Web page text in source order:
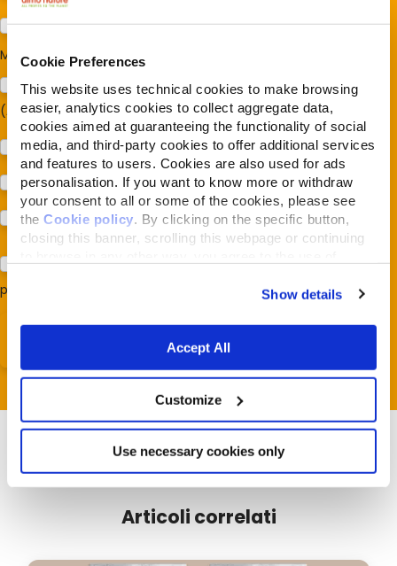
Cookie Preferences
This website uses technical cookies to make browsing
easier, analytics cookies to collect aggregate data,
cookies aimed at guaranteeing the functionality of social
media, and third-party cookies to offer additional services
and features to users. Cookies are also used for ads
personalisation. If you want to know more or withdraw
your consent to all or some of the cookies, please see
the Cookie policy . By clicking on the specific button,
closing this banner, scrolling this webpage or continuing
Show details
Accept All
Customize
Use necessary cookies only
Per ora no
Mi interessa:*
Sostegno al modello della Reintegration Economy
(Almonature - Fondazione Capellino)
Protezione della biodiversità (Fondazione Capellino)
Protezione dei cani e dei gatti (Almo Nature)
Prodotti (Almo Nature)
Acconsento al trattamento dei miei dati e dichiaro di aver
preso visione della
Articoli correlati